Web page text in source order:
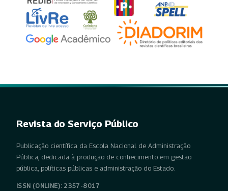
Revista do Serviço Público
Publicação científica da Escola Nacional de Administração
Pública, dedicada à produção de conhecimento em gestão
pública, políticas públicas e administração do Estado.
ISSN (ONLINE): 2357-8017